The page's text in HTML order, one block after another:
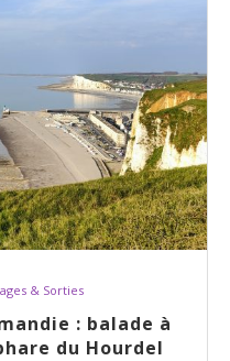
& Sorties
: balade à
du Hourdel